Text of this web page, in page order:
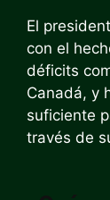
El
con el
déficits
Canadá, y
suficiente
través de